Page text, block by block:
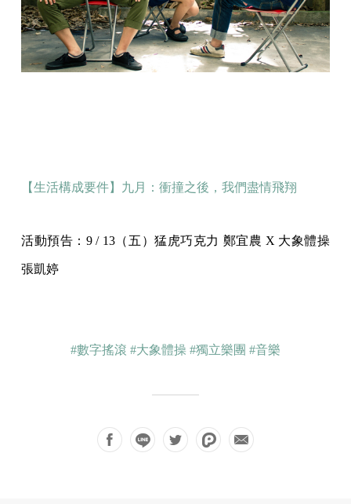
【生活構成要件】九月：衝撞之後，我們盡情飛翔
活動預告：9 / 13（五）猛虎巧克力 鄭宜農 X 大象體操
張凱婷
#數字搖滾 #大象體操 #獨立樂團 #音樂